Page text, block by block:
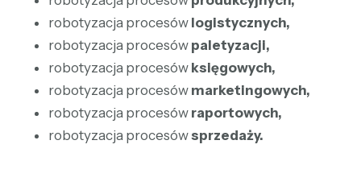
robotyzacja procesów logistycznych,
robotyzacja procesów paletyzacji,
robotyzacja procesów księgowych,
robotyzacja procesów marketingowych,
robotyzacja procesów raportowych,
robotyzacja procesówsprzedaży.